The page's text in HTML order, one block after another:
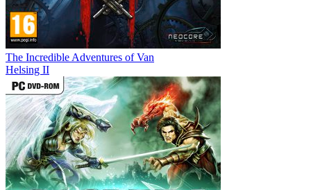
The Incredible Adventures of Van
Helsing II